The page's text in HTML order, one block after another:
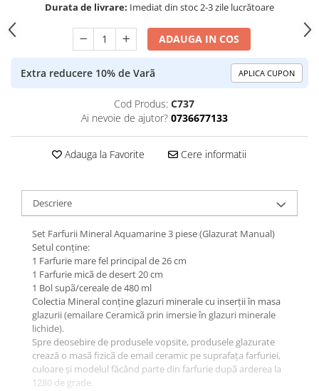
Durata de livrare: Imediat din stoc 2-3 zile lucrătoare
ADAUGA IN COS
Extra reducere 10% de Varã APLICA CUPON
Cod Produs: C737
Ai nevoie de ajutor? 0736677133
Adauga la Favorite Cere informatii
Descriere
Set Farfurii Mineral Aquamarine 3 piese (Glazurat Manual)
Setul conține:
1 Farfurie mare fel principal de 26 cm
1 Farfurie micã de desert 20 cm
1 Bol supã/cereale de 480 ml
Colectia Mineral conține glazuri minerale cu inserții în masa
glazurii (emailare Ceramicã prin imersie în glazuri minerale
lichide).
Spre deosebire de produsele vopsite, produsele glazurate
crează o masã fizicã de email ceramic pe suprafața farfuriei,
culoare și modelul făcând parte din farfurie dupã arderea la
1280 de grade.